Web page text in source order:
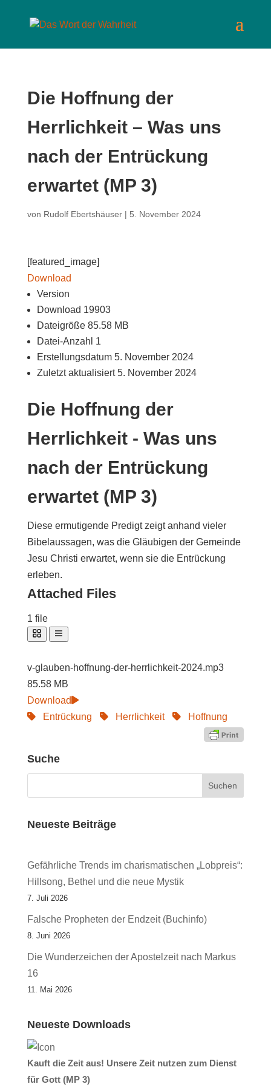
Die Hoffnung der
Herrlichkeit – Was uns
nach der Entrückung
erwartet (MP 3)
von Rudolf Ebertshäuser| 5. November 2024
[featured_image]
Download
Version
Download 19903
Dateigröße 85.58 MB
Datei-Anzahl 1
Erstellungsdatum 5. November 2024
Zuletzt aktualisiert5. November 2024
Die Hoffnung der
Herrlichkeit - Was uns
nach der Entrückung
erwartet (MP 3)
Diese ermutigende Predigt zeigt anhand vieler
Bibelaussagen, was die Gläubigen der Gemeinde
Jesu Christi erwartet, wenn sie die Entrückung
erleben.
Attached Files
1 file
v-glauben-hoffnung-der-herrlichkeit-2024.mp3
85.58 MB
Download
Entrückung
Herrlichkeit Hoffnung
Suche
Neueste Beiträge
Gefährliche Trends im charismatischen „Lobpreis“:
Hillsong, Bethel und die neue Mystik
7. Juli 2026
Falsche Propheten der Endzeit (Buchinfo)
8. Juni 2026
Die Wunderzeichen der Apostelzeit nach Markus
16
11. Mai 2026
Neueste Downloads
Kauft die Zeit aus! Unsere Zeit nutzen zum Dienst
für Gott (MP 3)